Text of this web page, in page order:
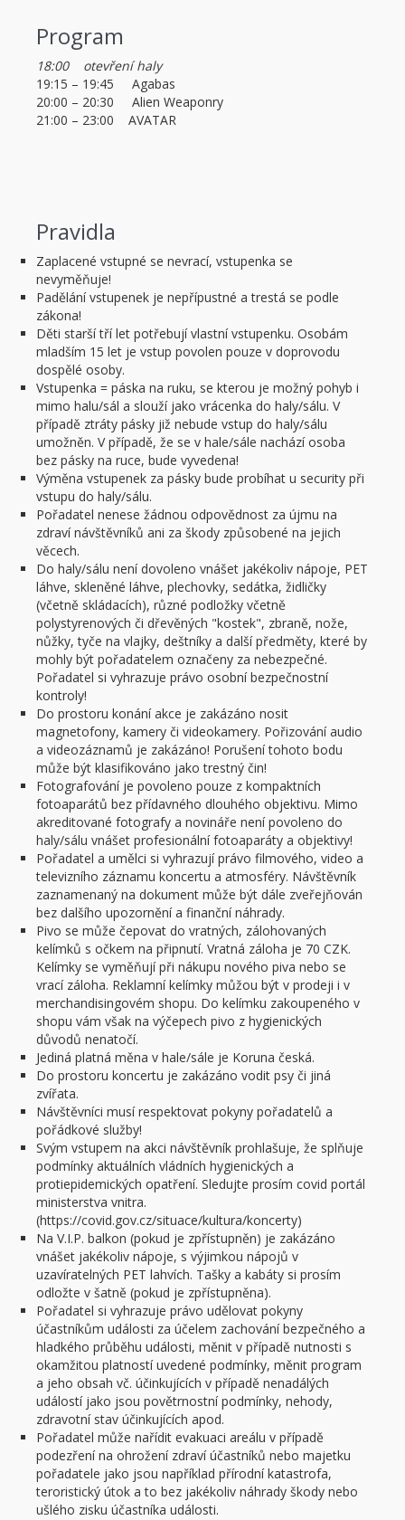
Program
18:00 otevření haly
19:15 – 19:45 Agabas
20:00 – 20:30 Alien Weaponry
21:00 – 23:00 AVATAR
Pravidla
Zaplacené vstupné se nevrací, vstupenka se
nevyměňuje!
Padělání vstupenek je nepřípustné a trestá se podle
zákona!
Děti starší tří let potřebují vlastní vstupenku. Osobám
mladším 15 let je vstup povolen pouze v doprovodu
dospělé osoby.
Vstupenka = páska na ruku, se kterou je možný pohyb i
mimo halu/sál a slouží jako vrácenka do haly/sálu. V
případě ztráty pásky již nebude vstup do haly/sálu
umožněn. V případě, že se v hale/sále nachází osoba
bez pásky na ruce, bude vyvedena!
Výměna vstupenek za pásky bude probíhat u security při
vstupu do haly/sálu.
Pořadatel nenese žádnou odpovědnost za újmu na
zdraví návštěvníků ani za škody způsobené na jejich
věcech.
Do haly/sálu není dovoleno vnášet jakékoliv nápoje, PET
láhve, skleněné láhve, plechovky, sedátka, židličky
(včetně skládacích), různé podložky včetně
polystyrenových či dřevěných "kostek", zbraně, nože,
nůžky, tyče na vlajky, deštníky a další předměty, které by
mohly být pořadatelem označeny za nebezpečné.
Pořadatel si vyhrazuje právo osobní bezpečnostní
kontroly!
Do prostoru konání akce je zakázáno nosit
magnetofony, kamery či videokamery. Pořizování audio
a videozáznamů je zakázáno! Porušení tohoto bodu
může být klasifikováno jako trestný čin!
Fotografování je povoleno pouze z kompaktních
fotoaparátů bez přídavného dlouhého objektivu. Mimo
akreditované fotografy a novináře není povoleno do
haly/sálu vnášet profesionální fotoaparáty a objektivy!
Pořadatel a umělci si vyhrazují právo filmového, video a
televizního záznamu koncertu a atmosféry. Návštěvník
zaznamenaný na dokument může být dále zveřejňován
bez dalšího upozornění a finanční náhrady.
Pivo se může čepovat do vratných, zálohovaných
kelímků s očkem na připnutí. Vratná záloha je 70 CZK.
Kelímky se vyměňují při nákupu nového piva nebo se
vrací záloha. Reklamní kelímky můžou být v prodeji i v
merchandisingovém shopu. Do kelímku zakoupeného v
shopu vám však na výčepech pivo z hygienických
důvodů nenatočí.
Jediná platná měna v hale/sále je Koruna česká.
Do prostoru koncertu je zakázáno vodit psy či jiná
zvířata.
Návštěvníci musí respektovat pokyny pořadatelů a
pořádkové služby!
Svým vstupem na akci návštěvník prohlašuje, že splňuje
podmínky aktuálních vládních hygienických a
protiepidemických opatření. Sledujte prosím covid portál
ministerstva vnitra.
(https://covid.gov.cz/situace/kultura/koncerty)
Na V.I.P. balkon (pokud je zpřístupněn) je zakázáno
vnášet jakékoliv nápoje, s výjimkou nápojů v
uzavíratelných PET lahvích. Tašky a kabáty si prosím
odložte v šatně (pokud je zpřístupněna).
Pořadatel si vyhrazuje právo udělovat pokyny
účastníkům události za účelem zachování bezpečného a
hladkého průběhu události, měnit v případě nutnosti s
okamžitou platností uvedené podmínky, měnit program
a jeho obsah vč. účinkujících v případě nenadálých
událostí jako jsou povětrnostní podmínky, nehody,
zdravotní stav účinkujících apod.
Pořadatel může nařídit evakuaci areálu v případě
podezření na ohrožení zdraví účastníků nebo majetku
pořadatele jako jsou například přírodní katastrofa,
teroristický útok a to bez jakékoliv náhrady škody nebo
ušlého zisku účastníka události.